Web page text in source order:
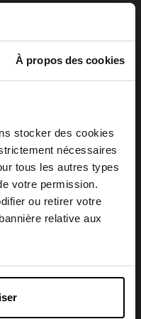
À propos des cookies
stocker des cookies
nécessaires
tous les autres types
votre permission.
ou retirer votre
relative aux
130,90 € Ajouter
RABANNE
Eau de Parfum
107,90 €
pays